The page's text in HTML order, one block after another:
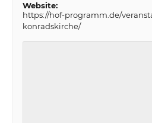
Website:
https://hof-programm.de/
konradskirche/